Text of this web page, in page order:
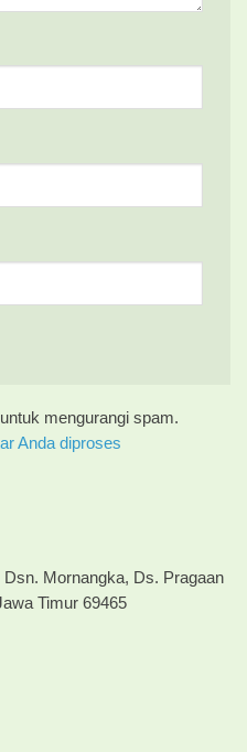
mengurangi spam.
Anda diproses
Mornangka, Ds. Pragaan
Timur 69465